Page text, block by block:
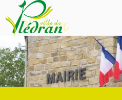
principal
au
contenu